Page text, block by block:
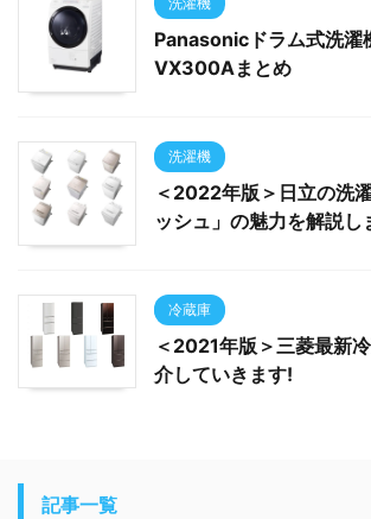
Panasonicドラム式洗
VX300Aまとめ
洗濯機
＜2022年版＞日立の洗
ッシュ」の魅力を解説し
冷蔵庫
＜2021年版＞三菱最新
介していきます!
記事一覧